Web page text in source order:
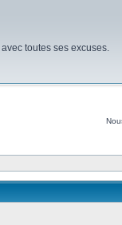
toutes ses excuses.